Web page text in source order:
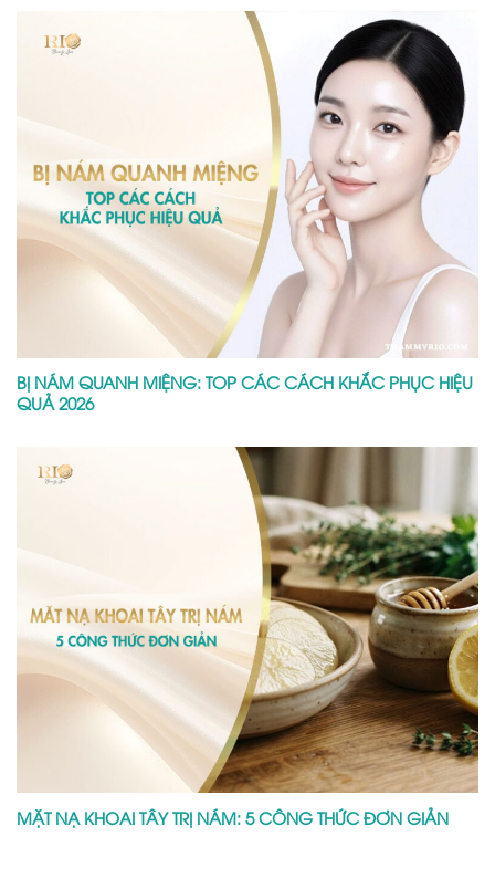
BỊ NÁM QUANH MIỆNG: TOP CÁC CÁCH KHẮC PHỤC HIỆU
QUẢ 2026
MẶT NẠ KHOAI TÂY TRỊ NÁM: 5 CÔNG THỨC ĐƠN GIẢN